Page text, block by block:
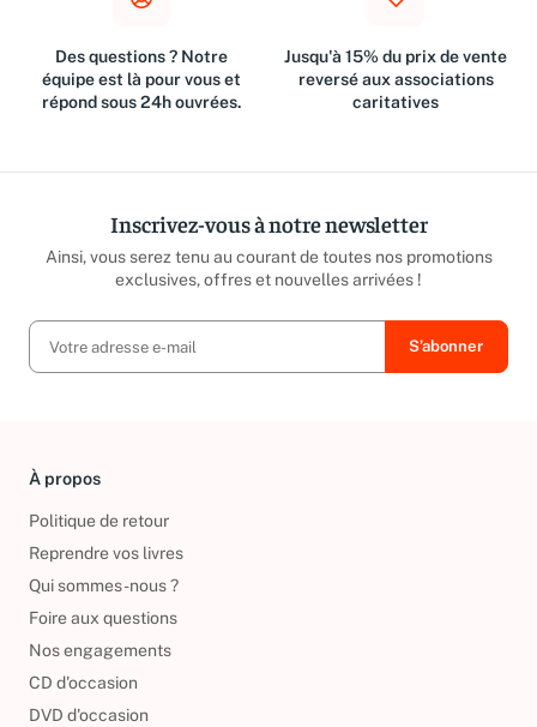
Des questions ? Notre
équipe est là pour vous et
répond sous 24h ouvrées.
Jusqu'à 15% du prix de vente
reversé aux associations
caritatives
Inscrivez-vous à notre newsletter
Ainsi, vous serez tenu au courant de toutes nos promotions
exclusives, offres et nouvelles arrivées !
À propos
Politique de retour
Reprendre vos livres
Qui sommes-nous ?
Foire aux questions
Nos engagements
CD d'occasion
DVD d'occasion